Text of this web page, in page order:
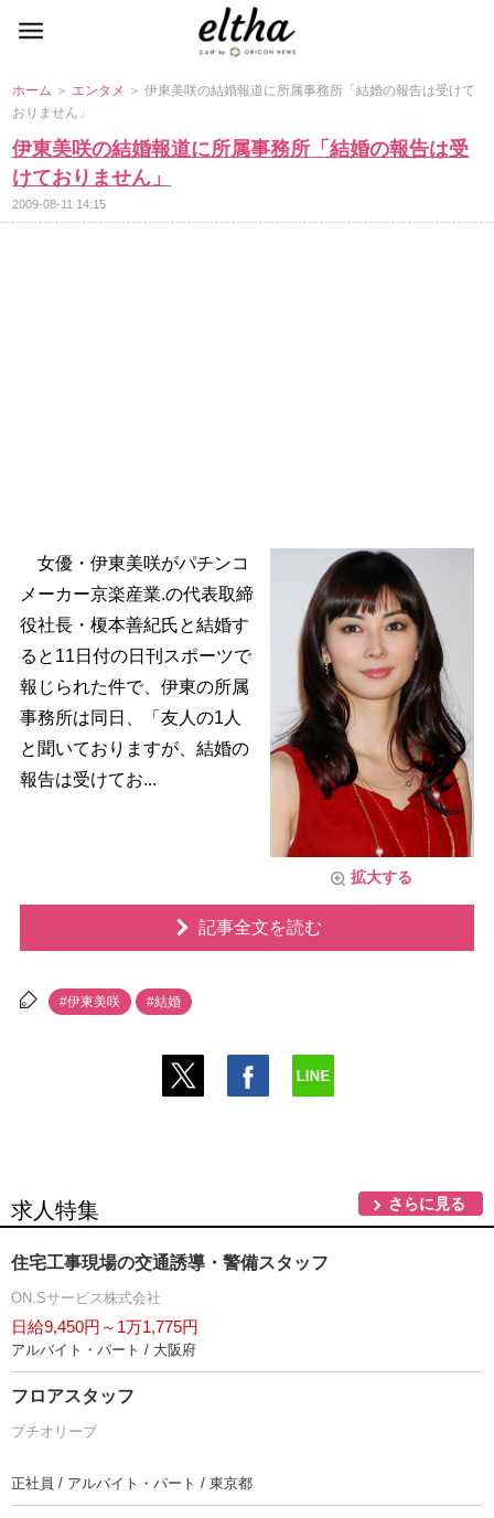
ホーム ＞ エンタメ ＞ 伊東美咲の結婚報道に所属事務所「結婚の報告は受けて
おりません」
伊東美咲の結婚報道に所属事務所「結婚の報告は受
けておりません」
2009-08-11 14:15
拡大する
女優・伊東美咲がパチンコ
メーカー京楽産業.の代表取締
役社長・榎本善紀氏と結婚す
ると11日付の日刊スポーツで
報じられた件で、伊東の所属
事務所は同日、「友人の1人
と聞いておりますが、結婚の
報告は受けてお...
記事全文を読む
#伊東美咲 #結婚
求人特集 さらに見る
住宅工事現場の交通誘導・警備スタッフ
ON.Sサービス株式会社
日給9,450円～1万1,775円
アルバイト・パート / 大阪府
フロアスタッフ
プチオリーブ
正社員 / アルバイト・パート / 東京都